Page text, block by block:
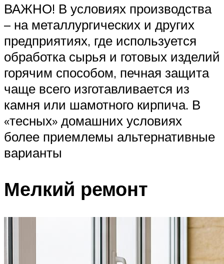
ВАЖНО! В условиях производства
– на металлургических и других
предприятиях, где используется
обработка сырья и готовых изделий
горячим способом, печная защита
чаще всего изготавливается из
камня или шамотного кирпича. В
«тесных» домашних условиях
более приемлемы альтернативные
варианты
Мелкий ремонт